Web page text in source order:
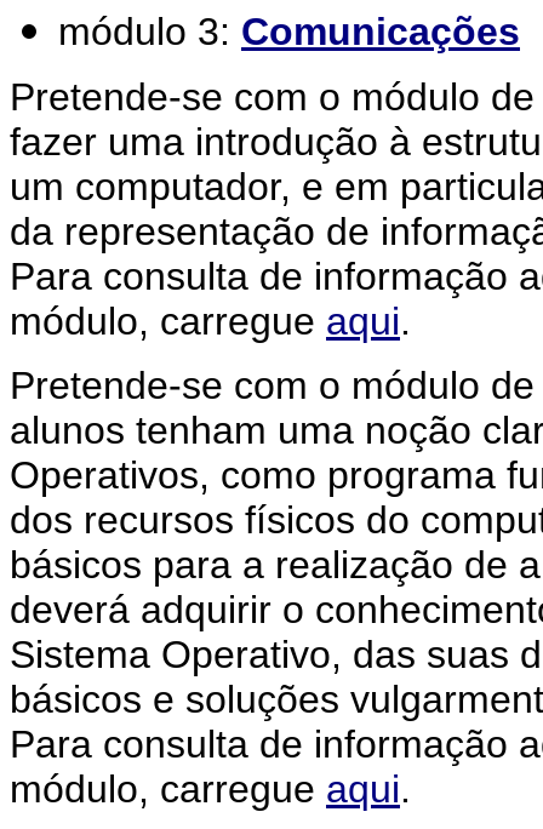
módulo 3: Comunicações
Pretende-se com o módulo
fazer uma introdução à
um computador, e em
da representação de
Para consulta de informação
módulo, carregue aqui.
Pretende-se com o módulo
alunos tenham uma noção
Operativos, como programa
dos recursos físicos do
básicos para a realização de
deverá adquirir o
Sistema Operativo, das suas
básicos e soluções
Para consulta de informação
módulo, carregue aqui.